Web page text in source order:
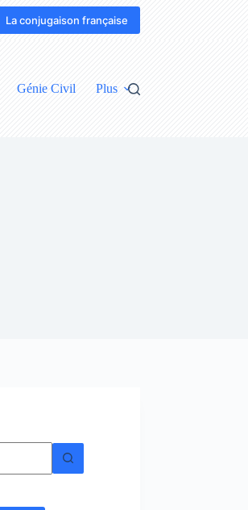
La conjugaison française
Génie Civil Plus